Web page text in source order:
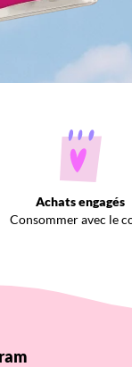
Achats engagés
Consommer avec le